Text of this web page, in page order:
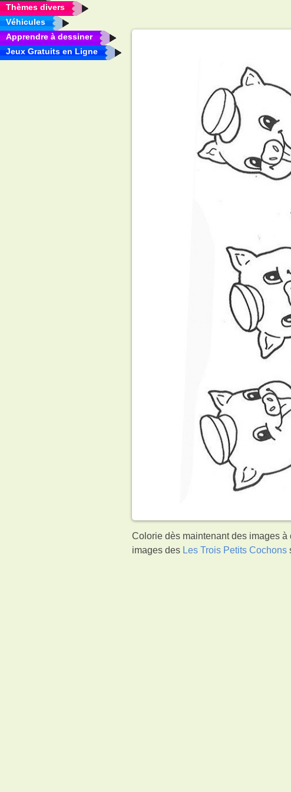
Thèmes divers
Véhicules
Apprendre à dessiner
Jeux Gratuits en Ligne
Colorie dès maintenant des images
images des Les Trois Petits Cochons